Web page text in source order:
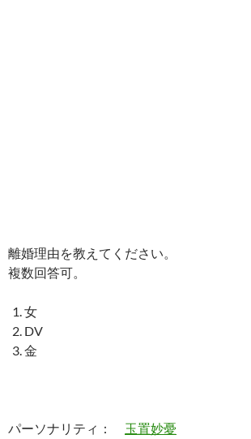
離婚理由を教えてください。
複数回答可。
女
DV
金
パーソナリティ： 玉置妙憂